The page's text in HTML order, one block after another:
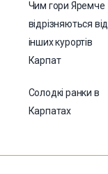
Чим гори Яремче
відрізняються від
інших курортів
Карпат
Солодкі ранки в
Карпатах